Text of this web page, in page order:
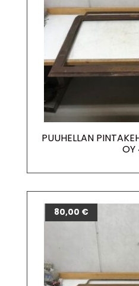
PUUHELLAN
OY
80,00 €